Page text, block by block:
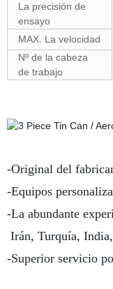
La precisión de
ensayo
MAX. La velocidad
Nº de la cabeza
de trabajo
-Original del
-Equipos
-La abundante
Irán, Turquía,
-Superior servicio